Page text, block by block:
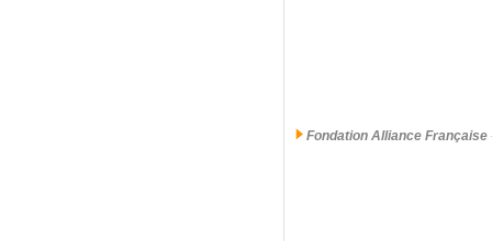
Fondation Alliance Française